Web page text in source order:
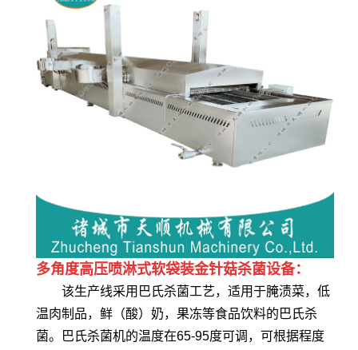
多角度高压喷淋式软袋装金针菇杀菌设备：
该生产线采用巴氏杀菌工艺，适用于腌渍菜，低
温肉制品，鲜（酸）奶，果冻等食品饮料的巴氏杀
菌。巴氏杀菌机的温度在65-95度可调，可根据程度